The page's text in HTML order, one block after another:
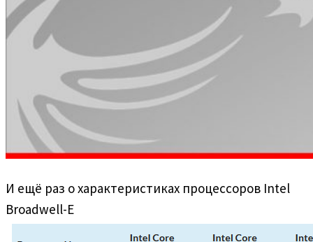
И ещё раз о характеристиках процессоров Intel
Broadwell-E